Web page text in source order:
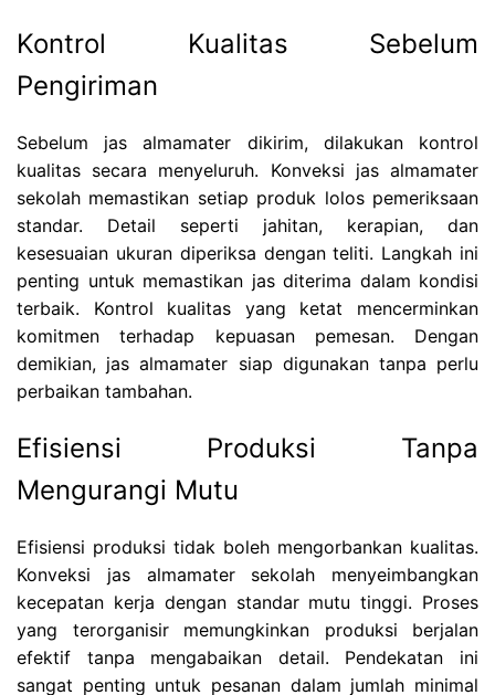
Kontrol Kualitas Sebelum
Pengiriman
Sebelum jas almamater dikirim, dilakukan kontrol
kualitas secara menyeluruh. Konveksi jas almamater
sekolah memastikan setiap produk lolos pemeriksaan
standar. Detail seperti jahitan, kerapian, dan
kesesuaian ukuran diperiksa dengan teliti. Langkah ini
penting untuk memastikan jas diterima dalam kondisi
terbaik. Kontrol kualitas yang ketat mencerminkan
komitmen terhadap kepuasan pemesan. Dengan
demikian, jas almamater siap digunakan tanpa perlu
perbaikan tambahan.
Efisiensi Produksi Tanpa
Mengurangi Mutu
Efisiensi produksi tidak boleh mengorbankan kualitas.
Konveksi jas almamater sekolah menyeimbangkan
kecepatan kerja dengan standar mutu tinggi. Proses
yang terorganisir memungkinkan produksi berjalan
efektif tanpa mengabaikan detail. Pendekatan ini
sangat penting untuk pesanan dalam jumlah minimal